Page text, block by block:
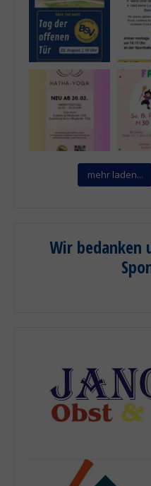
mehr laden...
Wir bedanken